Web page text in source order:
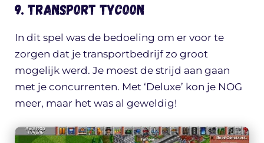
9. Transport Tycoon
In dit spel was de bedoeling om er voor te
zorgen dat je transportbedrijf zo groot
mogelijk werd. Je moest de strijd aan gaan
met je concurrenten. Met ‘Deluxe’ kon je NOG
meer, maar het was al geweldig!